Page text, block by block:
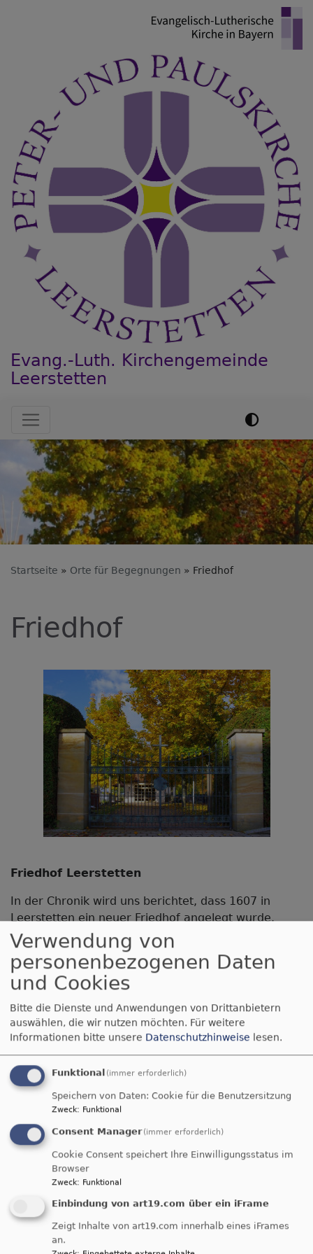
Evang.-Luth. Kirchengemeinde
Leerstetten
Hauptnavigation
Startseite Orte für Begegnungen Friedhof
Friedhof
Friedhof Leerstetten
In der Chronik wird uns berichtet, dass 1607 in
Leerstetten ein neuer Friedhof angelegt wurde.
Man benötigte den Platz südlich der Kirche Peter
und Paul, auf dem der alte Friedhof gewesen war,
für ein Mesnerhaus mit Schule.
Schon kurze Zeit später, im 30 jährigen Krieg,
wurde dieser neue, für ein Dorf wie Leerstetten
großzügige Friedhof leider für die vielen Kriegsopfer
dringend benötigt.
So wurde am damaligen südlichen Ortsrand ein
Gelände „umfriedet" - der neue Friedhof.
Von dieser Umfriedung sind heute noch zwei
Mauerzüge vorhanden: die nördliche Grenze zum
Altort und eine Begrenzungsmauer nach Westen,
die heute aber längst wegen der notwendigen
Erweiterungen ihre Funktion verloren hat.
Der Friedhof Leerstetten besteht aus einem
kirchlichen Teil, der im vorderen Bereich zur
Hauptstraße liegt und einer Erweiterung nach
hinten, der von der politischen Gemeinde
verantwortet wird.
Verwendung von
personenbezogenen Daten
und Cookies
Bitte die Dienste und Anwendungen von Drittanbietern
auswählen, die wir nutzen möchten. Für weitere
Informationen bitte unsere Datenschutzhinweise lesen.
Funktional (immer erforderlich)
Speichern von Daten: Cookie für die Benutzersitzung
Zweck: Funktional
Consent Manager (immer erforderlich)
Cookie Consent speichert Ihre Einwilligungsstatus im
Browser
Zweck: Funktional
Einbindung von art19.com über ein iFrame
Zeigt Inhalte von art19.com innerhalb eines iFrames
an.